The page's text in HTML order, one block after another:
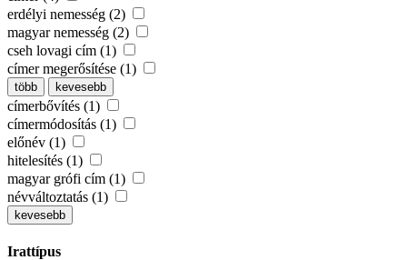
erdélyi nemesség (2)
magyar nemesség (2)
cseh lovagi cím (1)
címer megerősítése (1)
több kevesebb
címerbővítés (1)
címermódosítás (1)
előnév (1)
hitelesítés (1)
magyar grófi cím (1)
névváltoztatás (1)
kevesebb
Irattípus